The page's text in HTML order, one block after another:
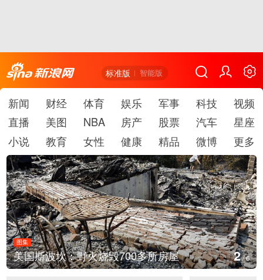
标准版 智能版
新闻 财经 体育 娱乐 军事 科技
视频
直播
美图 NBA 房产 股票 汽车
星座
小说
教育 女性 健康 精品 微博 更多
图集
美国斯波坎：野火烧毁700多所房屋 2/6